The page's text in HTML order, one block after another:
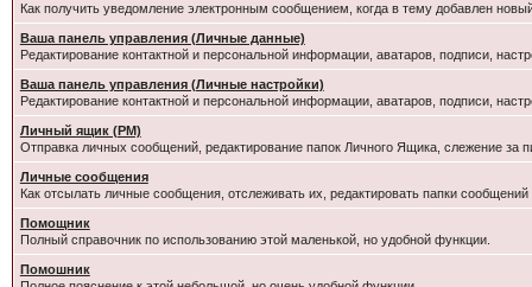
Как получить уведомление электронным сообщением, когда в тему добавлен
Ваша панель управления (Личные данные)
Редактирование контактной и персональной информации, аватаров, подписи,
Ваша панель управления (Личные настройки)
Редактирование контактной и персональной информации, аватаров, подписи,
Личный ящик (PM)
Отправка личных сообщений, редактирование папок Личного Ящика, слежение за
Личные сообщения
Как отсылать личные сообщения, отслеживать их, редактировать папки
Помощник
Полный справочник по использованию этой маленькой, но удобной функции.
Помошник